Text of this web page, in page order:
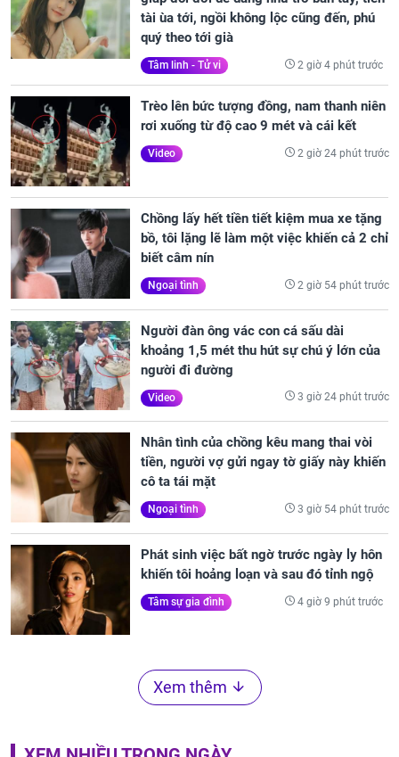
tài ùa tới, ngồi không lộc cũng đến, phú
quý theo tới già
Tâm linh - Tử vi 2 giờ 4 phút trước
Trèo lên bức tượng đồng, nam thanh niên
rơi xuống từ độ cao 9 mét và cái kết
Video 2 giờ 24 phút trước
Chồng lấy hết tiền tiết kiệm mua xe tặng
bồ, tôi lặng lẽ làm một việc khiến cả 2 chỉ
biết câm nín
Ngoại tình 2 giờ 54 phút trước
Người đàn ông vác con cá sấu dài
khoảng 1,5 mét thu hút sự chú ý lớn của
người đi đường
Video 3 giờ 24 phút trước
Nhân tình của chồng kêu mang thai vòi
tiền, người vợ gửi ngay tờ giấy này khiến
cô ta tái mặt
Ngoại tình 3 giờ 54 phút trước
Phát sinh việc bất ngờ trước ngày ly hôn
khiến tôi hoảng loạn và sau đó tỉnh ngộ
Tâm sự gia đình 4 giờ 9 phút trước
Xem thêm